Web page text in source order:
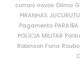
currais novos Dilma
PIRANHAS JUCURUTU
Pagamento PARAÍBA
POLÍCIA MILITAR
Robinson Faria Roubo